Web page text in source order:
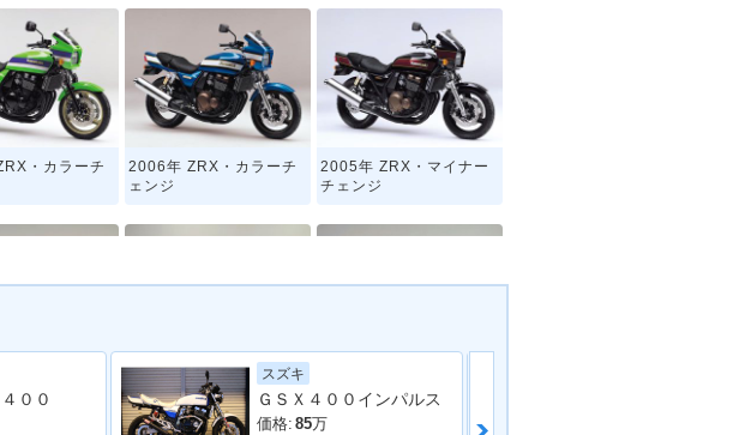
・カラーチ
2006年 ZRX・カラーチ
ェンジ
2005年 ZRX・マイナー
チェンジ
・マイナー
2000年 ZRX・カラーチ
ェンジ
ェンジ
００
スズキ
ＧＳＸ４００インパルス
価格: 85万